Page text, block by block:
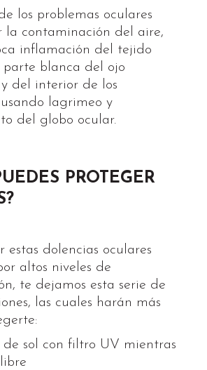
los problemas oculares
la contaminación del aire,
inflamación del tejido
parte blanca del ojo
del interior de los
lagrimeo y
del globo ocular.
PROTEGER
estas dolencias oculares
altos niveles de
te dejamos esta serie de
las cuales harán más
sol con filtro UV mientras